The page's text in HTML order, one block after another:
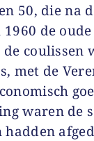
50, die na
de oude
coulissen
met de
waren de